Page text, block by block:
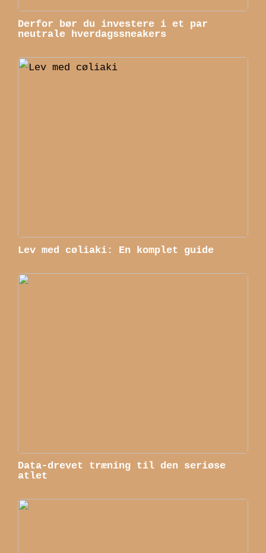
Derfor bør du investere i et par
neutrale hverdagssneakers
Lev med cøliaki: En komplet guide
Data-drevet træning til den seriøse
atlet